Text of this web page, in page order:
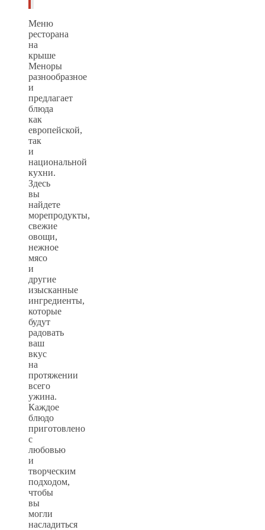
Меню
ресторана
на
крыше
Меноры
разнообразное
и
предлагает
блюда
как
европейской,
так
и
национальной
кухни.
Здесь
вы
найдете
морепродукты,
свежие
овощи,
нежное
мясо
и
другие
изысканные
ингредиенты,
которые
будут
радовать
ваш
вкус
на
протяжении
всего
ужина.
Каждое
блюдо
приготовлено
с
любовью
и
творческим
подходом,
чтобы
вы
могли
насладиться